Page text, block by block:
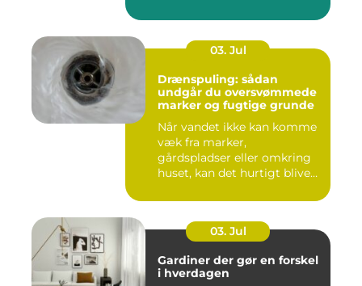
03. Jul
Drænspuling: sådan
undgår du oversvømmede
marker og fugtige grunde
Når vandet ikke kan komme
væk fra marker,
gårdspladser eller omkring
huset, kan det hurtigt blive
03. Jul
Gardiner der gør en forskel
i hverdagen